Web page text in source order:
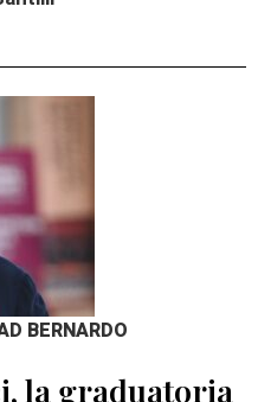
BERNARDO
la graduatoria